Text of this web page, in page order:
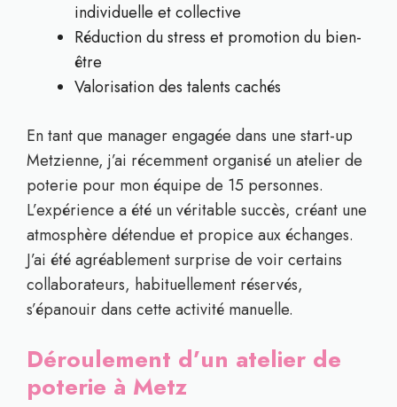
individuelle et collective
Réduction du stress et promotion du bien-
être
Valorisation des talents cachés
En tant que manager engagée dans une start-up
Metzienne, j’ai récemment organisé un atelier de
poterie pour mon équipe de 15 personnes.
L’expérience a été un véritable succès, créant une
atmosphère détendue et propice aux échanges.
J’ai été agréablement surprise de voir certains
collaborateurs, habituellement réservés,
s’épanouir dans cette activité manuelle.
Déroulement d’un atelier de
poterie à Metz